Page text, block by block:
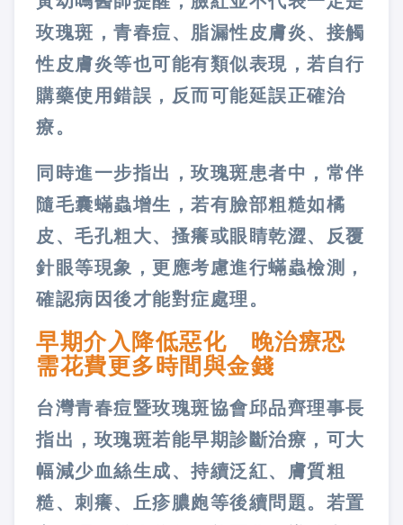
玫瑰斑，青春痘、脂漏性皮膚炎、接觸
性皮膚炎等也可能有類似表現，若自行
購藥使用錯誤，反而可能延誤正確治
療。
同時進一步指出，玫瑰斑患者中，常伴
隨毛囊蟎蟲增生，若有臉部粗糙如橘
皮、毛孔粗大、搔癢或眼睛乾澀、反覆
針眼等現象，更應考慮進行蟎蟲檢測，
確認病因後才能對症處理。
早期介入降低惡化 晚治療恐
需花費更多時間與金錢
台灣青春痘暨玫瑰斑協會邱品齊理事長
指出，玫瑰斑若能早期診斷治療，可大
幅減少血絲生成、持續泛紅、膚質粗
糙、刺癢、丘疹膿皰等後續問題。若置